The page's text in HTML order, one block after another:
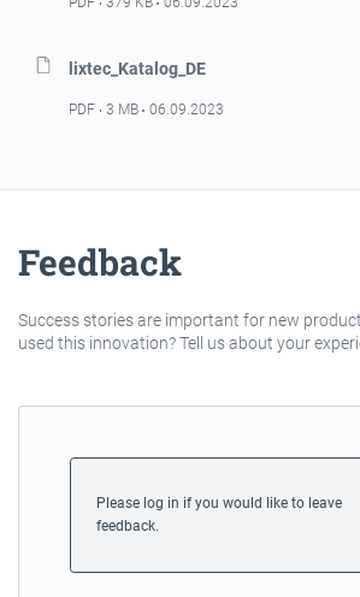
lixtec_Katalog_DE
PDF 3 MB 06.09.2023
Feedback
Success stories are important for new
used this innovation? Tell us about your
Please log in if you would like to leave
feedback.